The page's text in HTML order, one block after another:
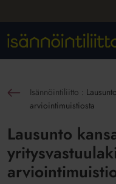
Isännöintiliitto :
arviointimuistiosta
Lausunto